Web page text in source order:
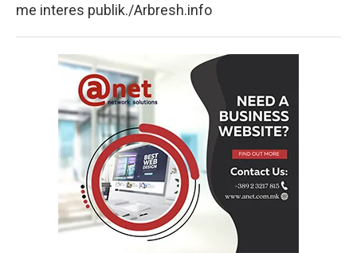
me interes publik./Arbresh.info